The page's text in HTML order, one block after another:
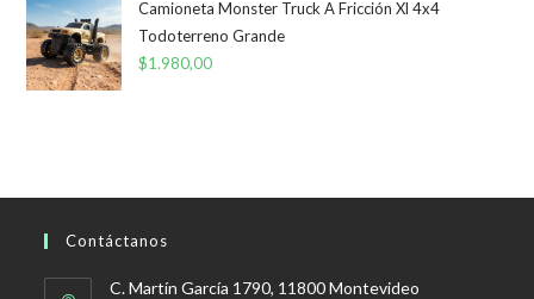
Camioneta Monster Truck A Fricción Xl 4x4
Todoterreno Grande
$1.980,00
Contáctanos
C. Martín García 1790, 11800 Montevideo